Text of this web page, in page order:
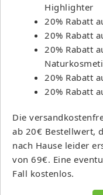
Highlighter
20% Rabatt
20% Rabatt
20% Rabatt
20% Rabatt
20% Rabatt
Die
ab 20€ Bestellwert,
nach Hause leider
von 69€. Eine
Fall kostenlos.